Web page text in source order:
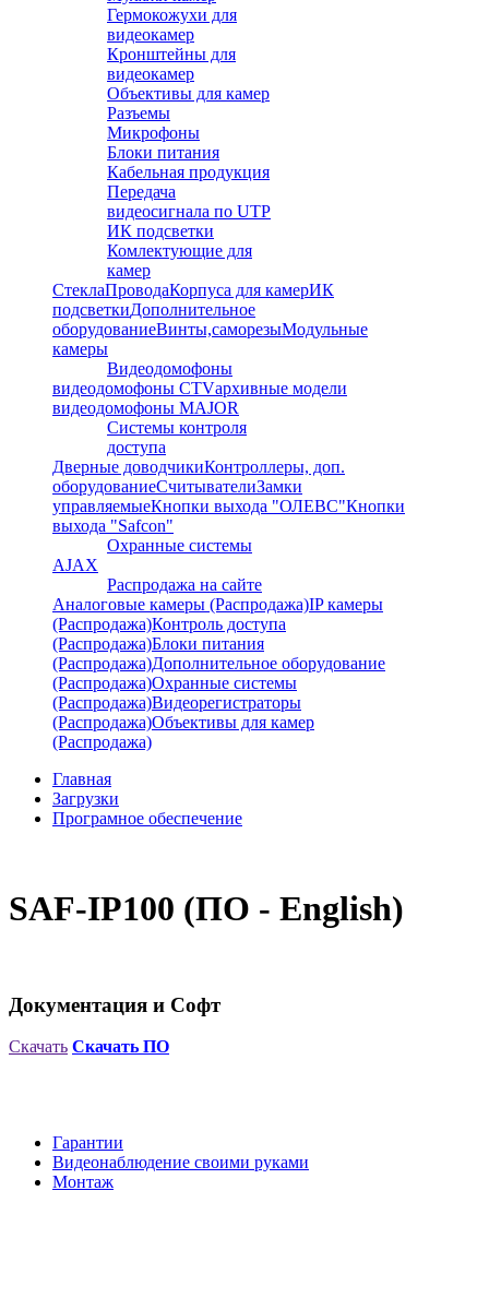
Гермокожухи для
видеокамер
Кронштейны для
видеокамер
Объективы для камер
Разъемы
Микрофоны
Блоки питания
Кабельная продукция
Передача
видеосигнала по UTP
ИК подсветки
Комлектующие для
камер
СтеклаПроводаКорпуса для камерИК
подсветкиДополнительное
оборудованиеВинты,саморезыМодульные
камеры
Видеодомофоны
видеодомофоны CTVархивные модели
видеодомофоны MAJOR
Системы контроля
доступа
Дверные доводчикиКонтроллеры, доп.
оборудованиеСчитывателиЗамки
управляемыеКнопки выхода "ОЛЕВС"Кнопки
выхода "Safcon"
Охранные системы
AJAX
Распродажа на сайте
Аналоговые камеры (Распродажа)IP камеры
(Распродажа)Контроль доступа
(Распродажа)Блоки питания
(Распродажа)Дополнительное оборудование
(Распродажа)Охранные системы
(Распродажа)Видеорегистраторы
(Распродажа)Объективы для камер
(Распродажа)
Главная
Загрузки
Програмное обеспечение
SAF-IP100 (ПО - English)
Документация и Софт
Cкачать Скачать ПО
Гарантии
Видеонаблюдение своими руками
Монтаж